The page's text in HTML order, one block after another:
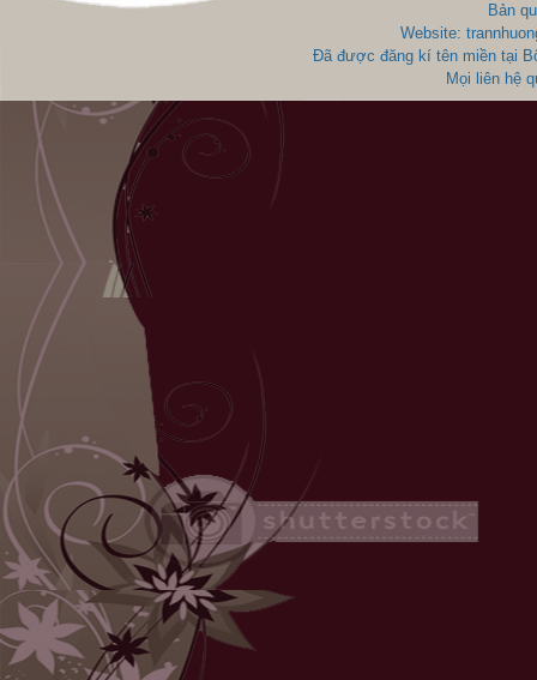
Bản
Website:
Đã được đăng kí tên miền tại
Mọi liên hệ